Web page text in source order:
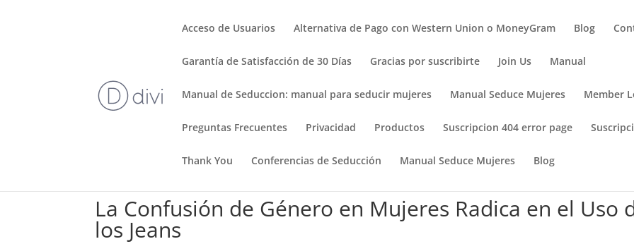
Acceso de Usuarios Alternativa de Pago con Western Union o MoneyGram Blog
Garantía de Satisfacción de 30 Días Gracias por suscribirte Join Us Manual
Manual de Seduccion: manual para seducir mujeres Manual Seduce Mujeres Member
Preguntas Frecuentes Privacidad Productos Suscripcion 404 error page
Thank You Conferencias de Seducción Manual Seduce Mujeres Blog
La Confusión de Género en Mujeres Radica en el Uso
los Jeans